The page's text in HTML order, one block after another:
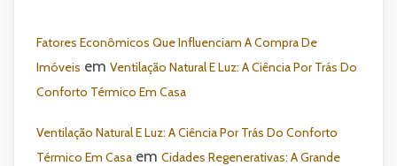
Fatores Econômicos Que Influenciam A Compra De
Imóveis em Ventilação Natural E Luz: A Ciência Por Trás Do
Conforto Térmico Em Casa
Ventilação Natural E Luz: A Ciência Por Trás Do Conforto
Térmico Em Casa em Cidades Regenerativas: A Grande